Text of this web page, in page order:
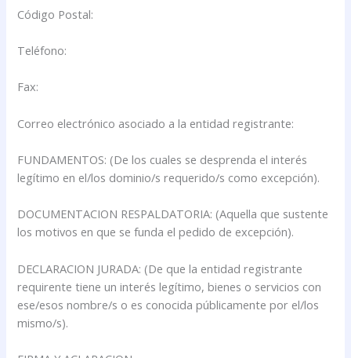
Código Postal:
Teléfono:
Fax:
Correo electrónico asociado a la entidad registrante:
FUNDAMENTOS: (De los cuales se desprenda el interés
legítimo en el/los dominio/s requerido/s como excepción).
DOCUMENTACION RESPALDATORIA: (Aquella que sustente
los motivos en que se funda el pedido de excepción).
DECLARACION JURADA: (De que la entidad registrante
requirente tiene un interés legítimo, bienes o servicios con
ese/esos nombre/s o es conocida públicamente por el/los
mismo/s).